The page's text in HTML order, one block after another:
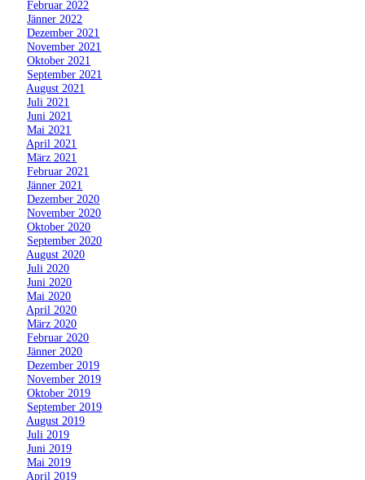
»Februar 2022
»Jänner 2022
»Dezember 2021
»November 2021
»Oktober 2021
September 2021
August 2021
»Juli 2021
»Juni 2021
»Mai 2021
April 2021
»März 2021
»Februar 2021
»Jänner 2021
»Dezember 2020
»November 2020
»Oktober 2020
September 2020
August 2020
»Juli 2020
»Juni 2020
»Mai 2020
April 2020
»März 2020
»Februar 2020
»Jänner 2020
»Dezember 2019
»November 2019
»Oktober 2019
September 2019
August 2019
»Juli 2019
»Juni 2019
»Mai 2019
April 2019